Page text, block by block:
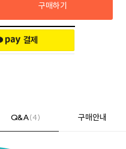
구매하기
Q&A(4) 구매안내